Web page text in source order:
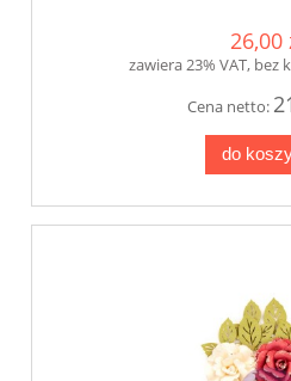
26,00
zawiera 23% VAT,
Cena netto:
do